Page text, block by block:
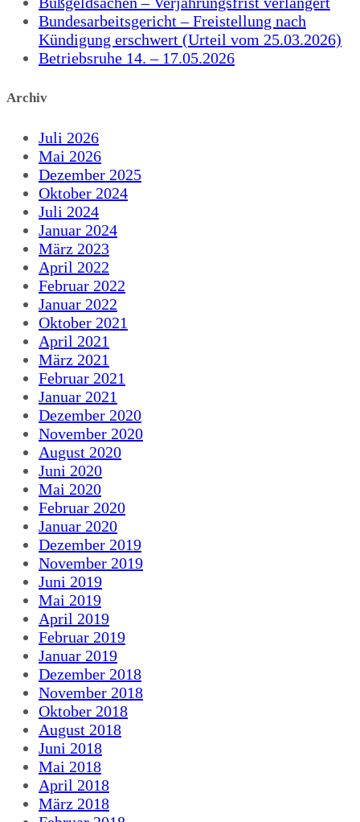
Bundesarbeitsgericht – Freistellung nach
Kündigung erschwert (Urteil vom 25.03.2026)
Betriebsruhe 14. – 17.05.2026
Archiv
Juli 2026
Mai 2026
Dezember 2025
Oktober 2024
Juli 2024
Januar 2024
März 2023
April 2022
Februar 2022
Januar 2022
Oktober 2021
April 2021
März 2021
Februar 2021
Januar 2021
Dezember 2020
November 2020
August 2020
Juni 2020
Mai 2020
Februar 2020
Januar 2020
Dezember 2019
November 2019
Juni 2019
Mai 2019
April 2019
Februar 2019
Januar 2019
Dezember 2018
November 2018
Oktober 2018
August 2018
Juni 2018
Mai 2018
April 2018
März 2018